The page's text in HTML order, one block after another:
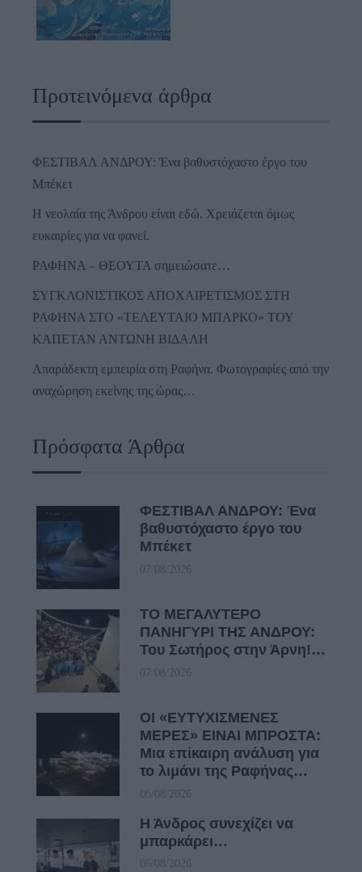
Προτεινόμενα άρθρα
ΦΕΣΤΙΒΑΛ ΑΝΔΡΟΥ: Ένα βαθυστόχαστο έργο του
Μπέκετ
Η νεολαία της Άνδρου είναι εδώ. Χρειάζεται όμως
ευκαιρίες για να φανεί.
ΡΑΦΗΝΑ – ΘΕΟΥΤΑ σημειώσατε…
ΣΥΓΚΛΟΝΙΣΤΙΚΟΣ ΑΠΟΧΑΙΡΕΤΙΣΜΟΣ ΣΤΗ
ΡΑΦΗΝΑ ΣΤΟ «ΤΕΛΕΥΤΑΙΟ ΜΠΑΡΚΟ» ΤΟΥ
ΚΑΠΕΤΑΝ ΑΝΤΩΝΗ ΒΙΔΑΛΗ
Απαράδεκτη εμπειρία στη Ραφήνα. Φωτογραφίες από την
αναχώρηση εκείνης της ώρας…
Πρόσφατα Άρθρα
ΦΕΣΤΙΒΑΛ ΑΝΔΡΟΥ: Ένα
βαθυστόχαστο έργο του
Μπέκετ
07/08/2026
ΤΟ ΜΕΓΑΛΥΤΕΡΟ
ΠΑΝΗΓΥΡΙ ΤΗΣ ΑΝΔΡΟΥ:
Του Σωτήρος στην Άρνη!…
07/08/2026
ΟΙ «ΕΥΤΥΧΙΣΜΕΝΕΣ
ΜΕΡΕΣ» ΕΙΝΑΙ ΜΠΡΟΣΤΑ:
Μια επίκαιρη ανάλυση για
το λιμάνι της Ραφήνας…
06/08/2026
Η Άνδρος συνεχίζει να
μπαρκάρει…
06/08/2026